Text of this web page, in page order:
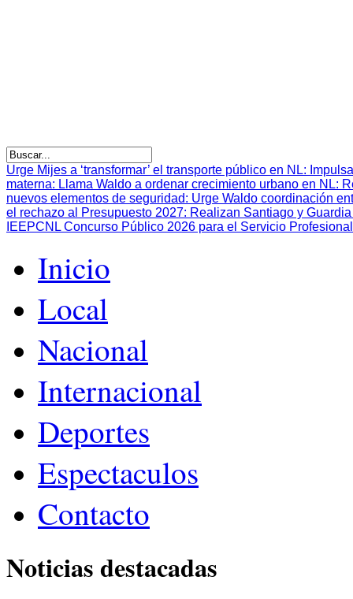
Urge Mijes a ‘transformar’ el transporte público en NL:
materna: Llama Waldo a ordenar crecimiento urbano en NL:
nuevos elementos de seguridad: Urge Waldo coordinación
el rechazo al Presupuesto 2027: Realizan Santiago y
IEEPCNL Concurso Público 2026 para el Servicio
Inicio
Local
Nacional
Internacional
Deportes
Espectaculos
Contacto
Noticias destacadas